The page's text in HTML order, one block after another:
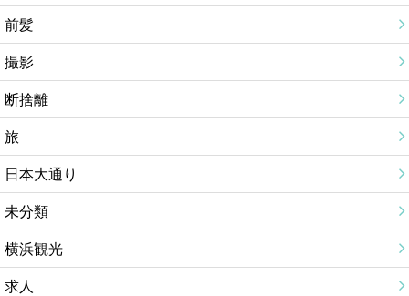
前髪
撮影
断捨離
旅
日本大通り
未分類
横浜観光
求人